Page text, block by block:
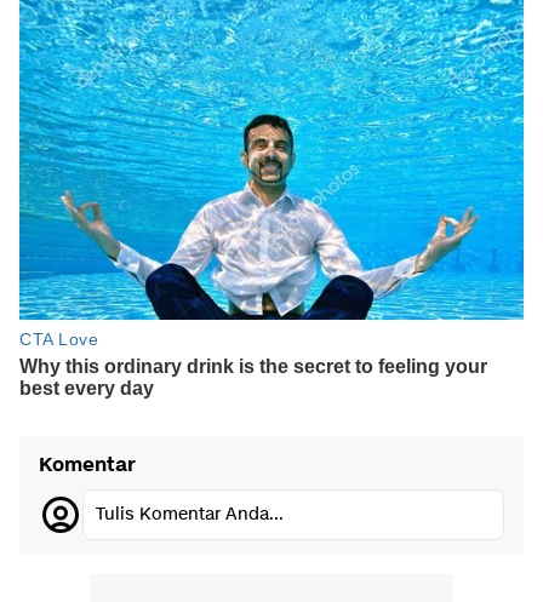
Komentar
Tulis Komentar Anda...